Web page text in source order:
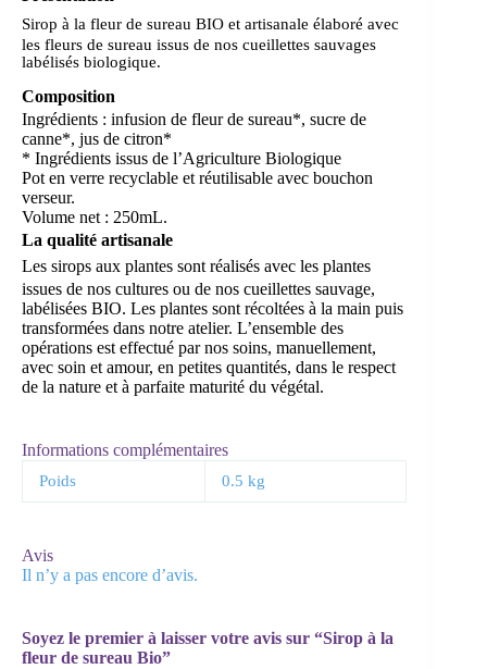
Sirop à la fleur de sureau BIO et artisanale élaboré avec
les fleurs de sureau issus de nos cueillettes sauvages
labélisés biologique.
Composition
Ingrédients : infusion de fleur de sureau*, sucre de
canne*, jus de citron*
* Ingrédients issus de l’Agriculture Biologique
Pot en verre recyclable et réutilisable avec bouchon
verseur.
Volume net : 250mL.
La qualité artisanale
Les sirops aux plantes sont réalisés avec les plantes
issues de nos cultures ou de nos cueillettes sauvage,
labélisées BIO. Les plantes sont récoltées à la main puis
transformées dans notre atelier. L’ensemble des
opérations est effectué par nos soins, manuellement,
avec soin et amour, en petites quantités, dans le respect
de la nature et à parfaite maturité du végétal.
Informations complémentaires
Poids 0.5 kg
Avis
Il n’y a pas encore d’avis.
Soyez le premier à laisser votre avis sur “Sirop à la
fleur de sureau Bio”